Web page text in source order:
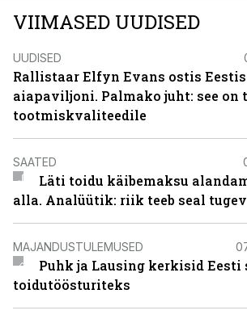
VIIMASED UUDISED
UUDISED
Rallistaar Elfyn Evans ostis
aiapaviljoni. Palmako juht: see on
tootmiskvaliteedile
SAATED
Läti toidu käibemaksu
alla. Analüütik: riik teeb seal
MAJANDUSTULEMUSED
Puhk ja Lausing kerkisid Eesti
toidutöösturiteks